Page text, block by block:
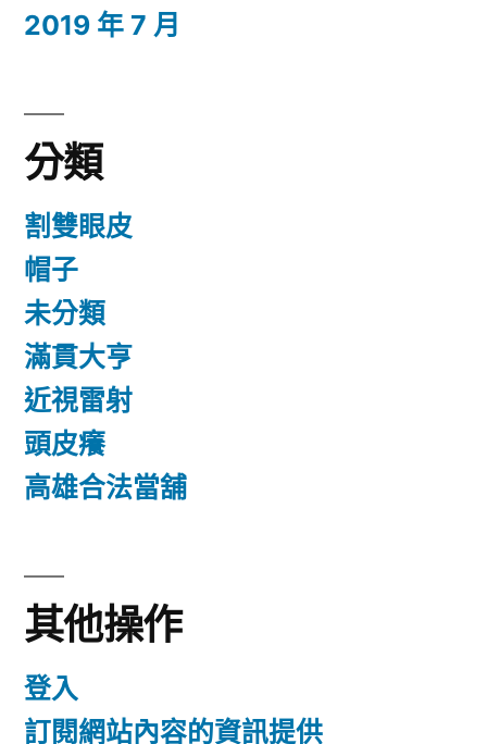
2019 年 7 月
分類
割雙眼皮
帽子
未分類
滿貫大亨
近視雷射
頭皮癢
高雄合法當舖
其他操作
登入
訂閱網站內容的資訊提供